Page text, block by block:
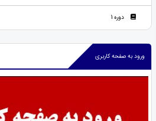
دوره 1
ورود به صفحه کاربری